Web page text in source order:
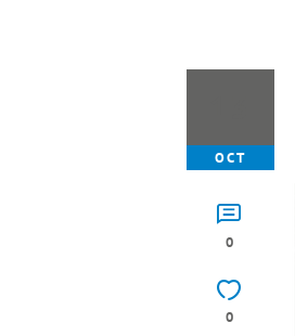
OCT
0
0